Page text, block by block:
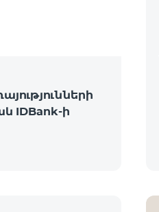
IDBank-ի